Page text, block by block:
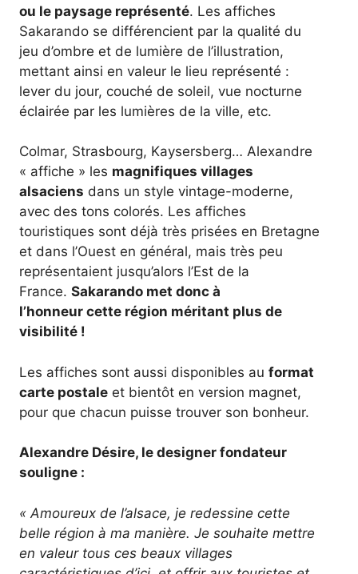
ou le paysage représenté. Les affiches
Sakarando se différencient par la qualité du
jeu d’ombre et de lumière de l’illustration,
mettant ainsi en valeur le lieu représenté :
lever du jour, couché de soleil, vue nocturne
éclairée par les lumières de la ville, etc.
Colmar, Strasbourg, Kaysersberg… Alexandre
« affiche » les magnifiques villages
alsaciens dans un style vintage-moderne,
avec des tons colorés. Les affiches
touristiques sont déjà très prisées en Bretagne
et dans l’Ouest en général, mais très peu
représentaient jusqu’alors l’Est de la
France.Sakarando met donc à
l’honneur cette région méritant plus de
visibilité !
Les affiches sont aussi disponibles auformat
carte postale et bientôt en version magnet,
pour que chacun puisse trouver son bonheur.
Alexandre Désire, le designer fondateur
souligne :
« Amoureux de l’alsace, je redessine cette
belle région à ma manière. Je souhaite mettre
en valeur tous ces beaux villages